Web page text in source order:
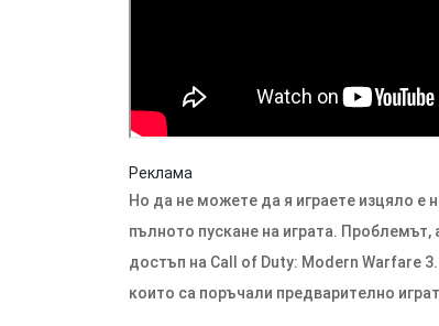
Реклама
Но да не можете да я играете изцяло
пълното пускане на играта.
достъп на Call of Duty: Modern Warfare
които са поръчали предварително